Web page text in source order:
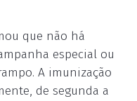
que não há
especial ou
A imunização
de segunda a